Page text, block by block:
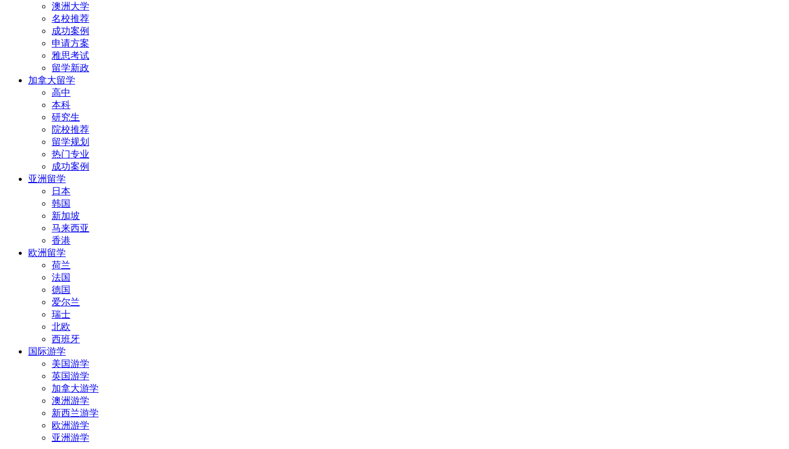
澳洲大学
名校推荐
成功案例
申请方案
雅思考试
留学新政
加拿大留学
高中
本科
研究生
院校推荐
留学规划
热门专业
成功案例
亚洲留学
日本
韩国
新加坡
马来西亚
香港
欧洲留学
荷兰
法国
德国
爱尔兰
瑞士
北欧
西班牙
国际游学
美国游学
英国游学
加拿大游学
澳洲游学
新西兰游学
欧洲游学
亚洲游学